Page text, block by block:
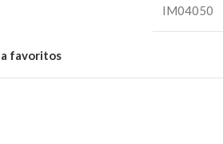
IM04050
favoritos